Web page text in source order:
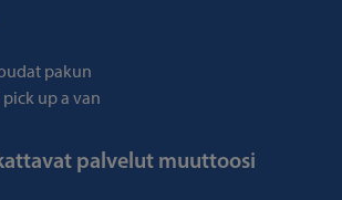
pakun
up a van
palvelut muuttoosi